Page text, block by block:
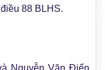
88 BLHS.